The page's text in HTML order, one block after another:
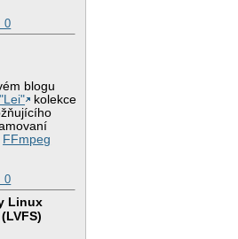
0
blogu
kolekce
FFmpeg
0
Linux